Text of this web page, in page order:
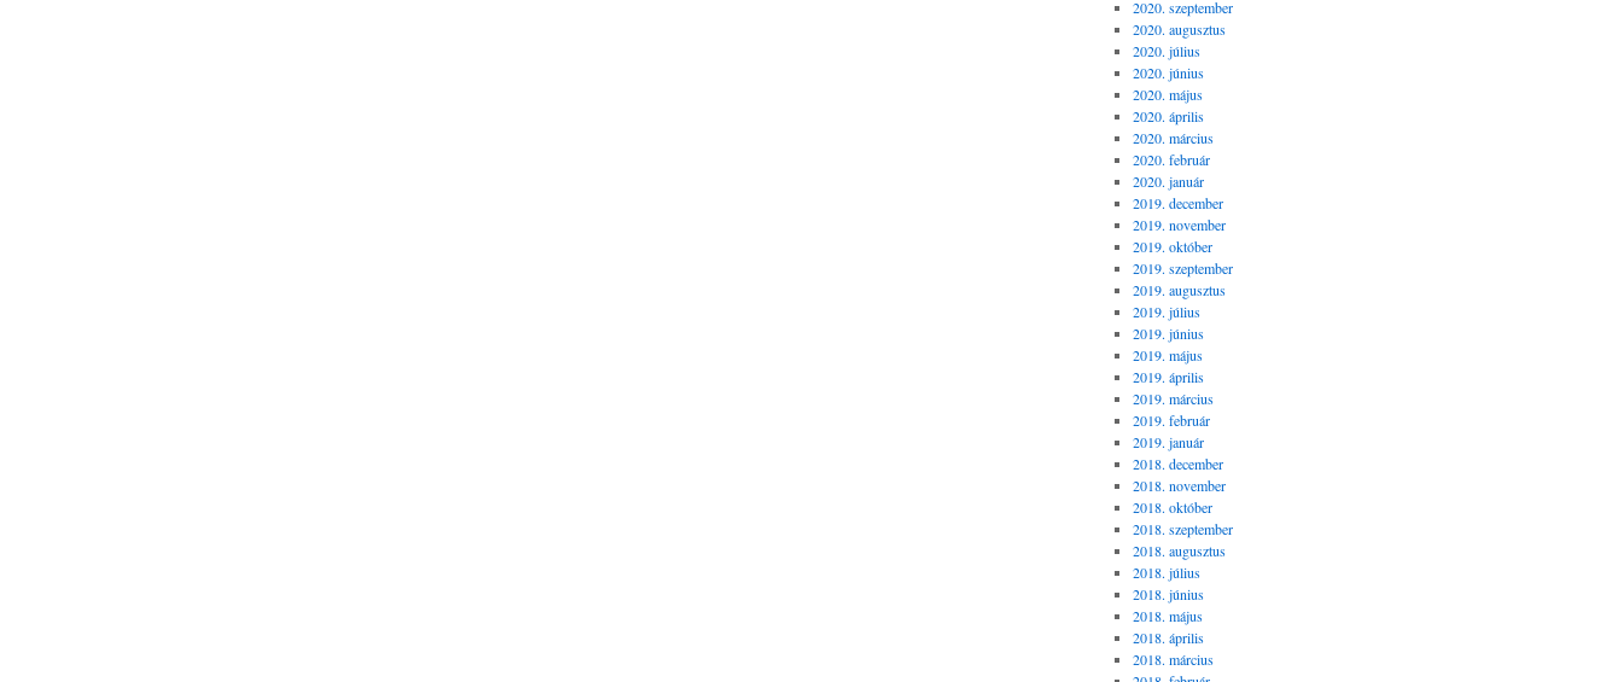
2020. szeptember
2020. augusztus
2020. július
2020. június
2020. május
2020. április
2020. március
2020. február
2020. január
2019. december
2019. november
2019. október
2019. szeptember
2019. augusztus
2019. július
2019. június
2019. május
2019. április
2019. március
2019. február
2019. január
2018. december
2018. november
2018. október
2018. szeptember
2018. augusztus
2018. július
2018. június
2018. május
2018. április
2018. március